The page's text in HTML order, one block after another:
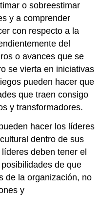
o sobreestimar
y a comprender
con respecto a la
del
o avances que se
se vierta en iniciativas
pueden hacer que
que traen consigo
y transformadores.
hacer los líderes
dentro de sus
deben tener el
de que
de la organización, no
y